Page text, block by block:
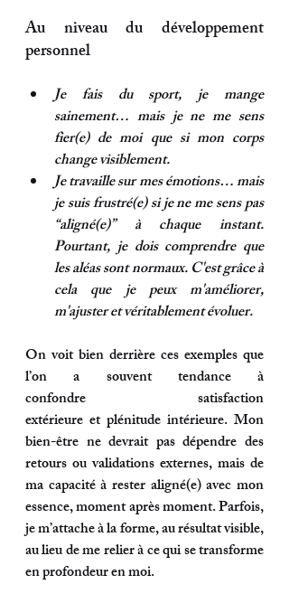
Au niveau du développement
personnel
Je fais du sport, je mange
sainement… mais je ne me sens
fier(e) de moi que si mon corps
change visiblement.
Je travaille sur mes émotions… mais
je suis frustré(e) si je ne me sens pas
“aligné(e)” à chaque instant.
Pourtant, je dois comprendre que
les aléas sont normaux. C'est grâce à
cela que je peux m'améliorer,
m'ajuster et véritablement évoluer.
On voit bien derrière ces exemples que
l’on a souvent tendance à
confondre satisfaction
extérieure et plénitude intérieure. Mon
bien-être ne devrait pas dépendre des
retours ou validations externes, mais de
ma capacité à rester aligné(e) avec mon
essence, moment après moment. Parfois,
je m’attache à la forme, au résultat visible,
au lieu de me relier à ce qui se transforme
en profondeur en moi.